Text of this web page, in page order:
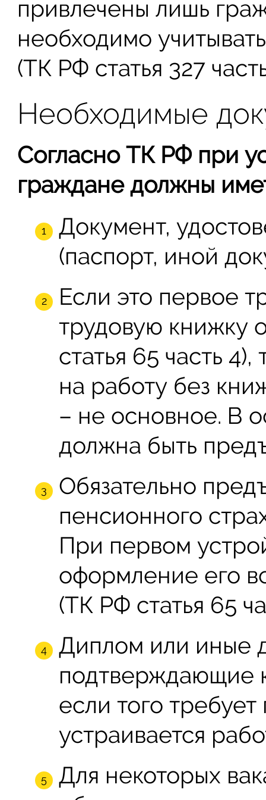
привлечены лишь
необходимо
(ТК РФ статья 327
Необходимые
Согласно ТК РФ при
граждане должны
Документ,
(паспорт, иной
Если это первое
трудовую книжку
статья 65 часть
на работу без
– не основное. В
должна быть
Обязательно
пенсионного
При первом
оформление его
(ТК РФ статья 65
Диплом или иные
подтверждающие
если того
устраивается
Для некоторых